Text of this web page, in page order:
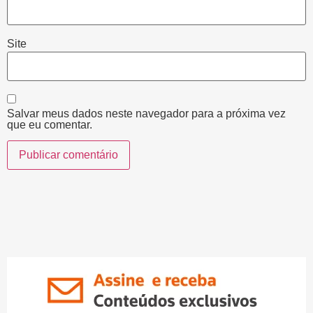
Site
Salvar meus dados neste navegador para a próxima vez
que eu comentar.